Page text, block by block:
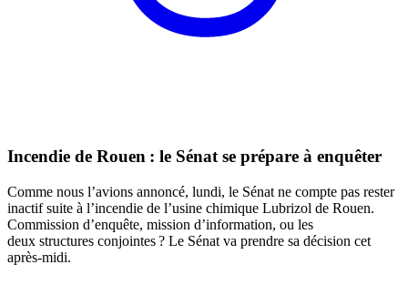
Incendie de Rouen : le Sénat se prépare à enquêter
Comme nous l’avions annoncé, lundi, le Sénat ne compte pas rester
inactif suite à l’incendie de l’usine chimique Lubrizol de Rouen.
Commission d’enquête, mission d’information, ou les
deux structures conjointes ? Le Sénat va prendre sa décision cet
après-midi.